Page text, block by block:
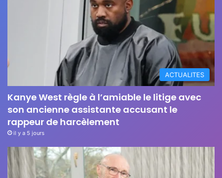
ACTUALITES
Kanye West règle à l’amiable le litige avec
son ancienne assistante accusant le
rappeur de harcèlement
il y a 5 jours